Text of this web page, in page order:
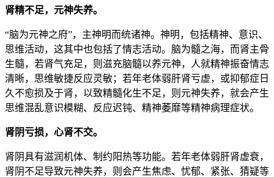
肾精不足，元神失养。
“脑为元神之府”，主神明而统诸神。神明，包括精神、意识、
思维活动，这其中也包括了情志活动。脑为髓之海，而肾主骨
生髓，若肾气充足，则滋充脑髓以养元神，人就精神振奋情志
清晰，思维敏捷反应灵敏；若年老体弱肝肾亏虚，或抑郁症日
久不愈损及于肾，以致精髓化生不足，则元神失养，就会产生
思维混乱意识模糊、反应迟钝、精神萎靡等精神病理症状。
肾阴亏损，心肾不交。
肾阴具有滋润机体、制约阳热等功能。若年老体弱肝肾虚衰，
肾阴不足导致元神失养，则会产生焦虑、忧郁、紧张、猜疑等